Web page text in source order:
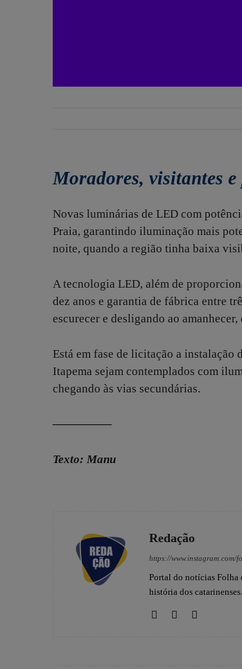
Moradores, visitantes
Novas luminárias de LED com
Praia, garantindo iluminação mais
noite, quando a região tinha baixa
A tecnologia LED, além de
dez anos e garantia de fábrica entre
escurecer e desligando ao
Está em fase de licitação a instalação
Itapema sejam contemplados com
chegando às vias secundárias.
—————
Texto: Manu
Redação
https://www.instagram.com/
Portal do notícias Folha
história dos catarinenses.